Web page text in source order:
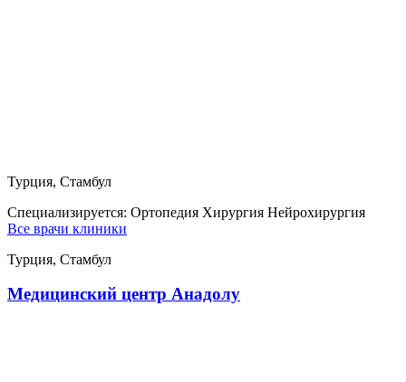
Турция, Стамбул
Специализируется: Ортопедия Хирургия Нейрохирургия
Все врачи клиники
Турция, Стамбул
Медицинский центр Анадолу